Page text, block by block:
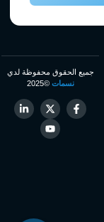
جميع الحقوق محفوظة لدي
نسمات©2025